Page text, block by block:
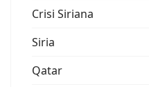
Crisi Siriana
Siria
Qatar